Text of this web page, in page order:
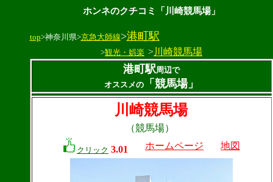
ホンネのクチコミ「川崎競馬場」
top>神奈川県>京急大師線>港町駅
>観光・娯楽 >川崎競馬場
港町駅周辺で
オススメの
「競馬場」
川崎競馬場
（競馬場）
クリック 3.01 ホームページ 地図